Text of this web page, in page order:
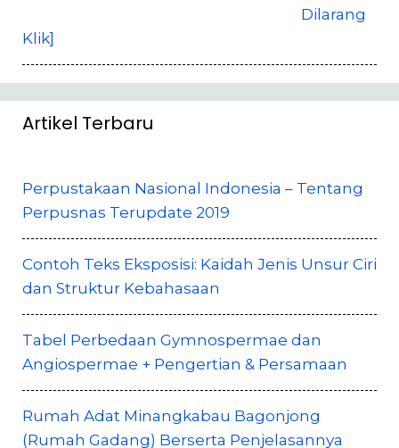
Dilarang
Klik]
Artikel Terbaru
Perpustakaan Nasional Indonesia – Tentang
Perpusnas Terupdate 2019
Contoh Teks Eksposisi: Kaidah Jenis Unsur Ciri
dan Struktur Kebahasaan
Tabel Perbedaan Gymnospermae dan
Angiospermae + Pengertian & Persamaan
Rumah Adat Minangkabau Bagonjong
(Rumah Gadang) Berserta Penjelasannya